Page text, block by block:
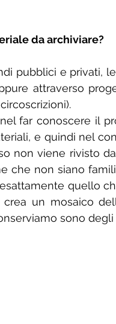
da archiviare?
pubblici e privati,
attraverso
far conoscere il
e quindi nel
non viene rivisto
che non siano
quello
crea un mosaico
sono degli